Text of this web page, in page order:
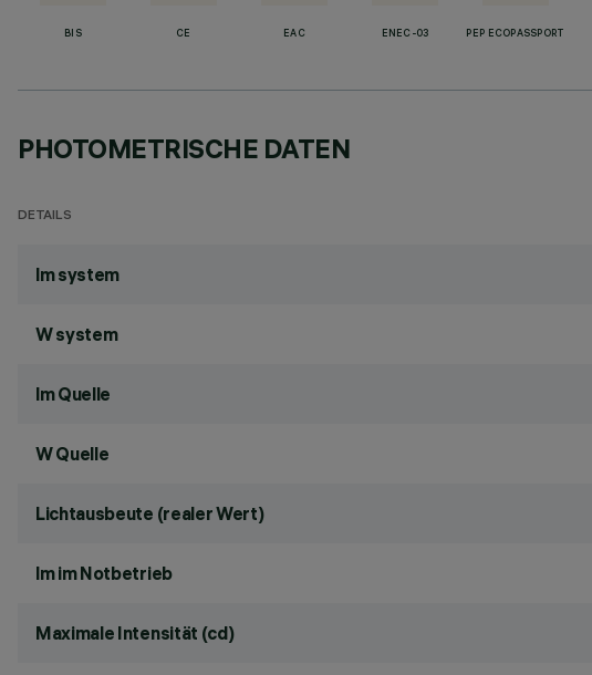
BIS CE EAC ENEC-03 PEP ECOPASSPORT
PHOTOMETRISCHE DATEN
DETAILS
lm system
W system
lm Quelle
W Quelle
Lichtausbeute (realer Wert)
lm im Notbetrieb
Maximale Intensität (cd)